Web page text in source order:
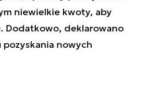
niewielkie kwoty, aby
Dodatkowo, deklarowano
pozyskania nowych